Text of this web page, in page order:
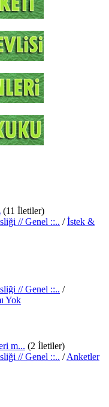
(11 İletiler)
// Genel ::.. /İstek &
// Genel ::.. /
Yok
m... (2 İletiler)
// Genel ::.. /Anketler